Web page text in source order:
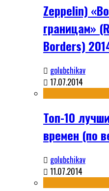
Zeppelin)
границам»
Borders)
golubchikav
17.07.2014
Топ-10
времен (по
golubchikav
11.07.2014